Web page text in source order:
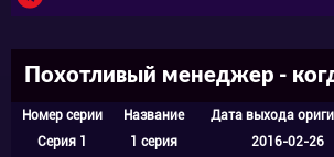
может принести столько
теперь этот коллектив будет
сплочённым. Вопрос лишь в
Похотливый менеджер -
Номер серии Название Дата выхода
Серия 1
1 серия 2016-02-26